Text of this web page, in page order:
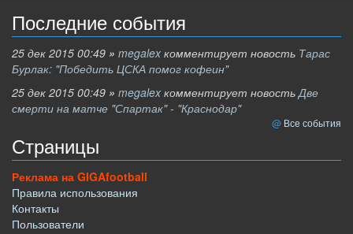
Последние события
25 дек 2015 00:49 » megalex комментирует новость Тарас
Бурлак: "Победить ЦСКА помог кофеин"
25 дек 2015 00:49 » megalex комментирует новостьДве
смерти на матче "Спартак" - "Краснодар"
Все события
Страницы
Реклама на GIGAfootball
Правила использования
Контакты
Пользователи